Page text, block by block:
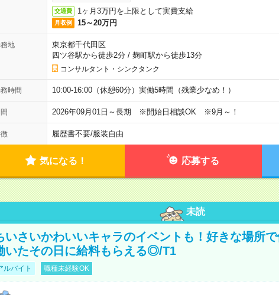
交通費 1ヶ月3万円を上限として実費支給
月収例 15～20万円
地
東京都千代田区
四ツ谷駅から徒歩2分/ 麹町駅から徒歩13分
コンサルタント・シンクタンク
時間 10:00-16:00（休憩60分）実働5時間（残業少なめ！）
2026年09月01日～長期 ※開始日相談OK ※9月～！
履歴書不要/服装自由
気になる！ 応募する
未読
いさいかわいいキャラのイベントも！好きな場所
いたその日に給料もらえる◎/T1
ルバイト 職種未経験OK